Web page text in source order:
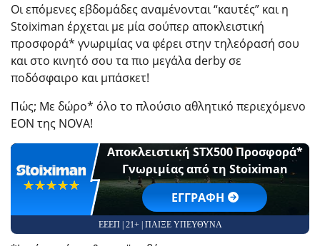
Οι επόμενες εβδομάδες αναμένονται “καυτές” και η
Stoiximan έρχεται με μία σούπερ αποκλειστική
προσφορά* γνωριμίας να φέρει στην τηλεόρασή σου
και στο κινητό σου τα πιο μεγάλα derby σε
ποδόσφαιρο και μπάσκετ!
Πώς; Με δώρο* όλο το πλούσιο αθλητικό περιεχόμενο
EON της NOVA!
☆☆☆☆☆
★★★★★
Αποκλειστική STX500 Προσφορά*
Γνωριμίας από τη Stoiximan
EΓΓΡΑΦΗ
ΕΕΕΠ | 21+ | ΠΑΙΞΕ ΥΠΕΥΘΥΝΑ